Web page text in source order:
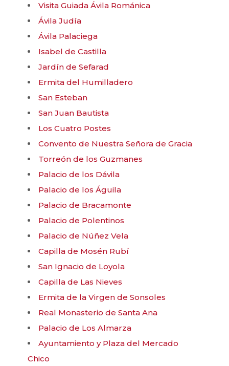
Visita Guiada Ávila Románica
Ávila Judía
Ávila Palaciega
Isabel de Castilla
Jardín de Sefarad
Ermita del Humilladero
San Esteban
San Juan Bautista
Los Cuatro Postes
Convento de Nuestra Señora de Gracia
Torreón de los Guzmanes
Palacio de los Dávila
Palacio de los Águila
Palacio de Bracamonte
Palacio de Polentinos
Palacio de Núñez Vela
Capilla de Mosén Rubí
San Ignacio de Loyola
Capilla de Las Nieves
Ermita de la Virgen de Sonsoles
Real Monasterio de Santa Ana
Palacio de Los Almarza
Ayuntamiento y Plaza del Mercado
Chico